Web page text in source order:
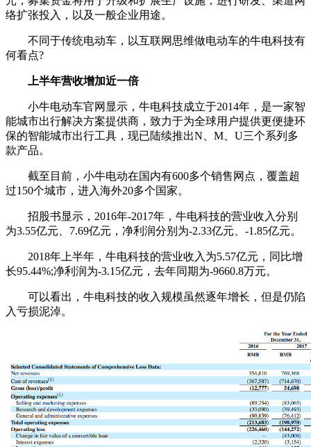
络扩张投入，以及一般企业用途。
不同于传统电动车，以互联网思维做电动车的牛电科技有
何看点?
上半年营收增加近一倍
小牛电动车官网显示，牛电科技成立于2014年，是一家智
能城市出行解决方案提供商，致力于为全球用户提供更便捷环
保的智能城市出行工具，现已陆续推出N、M、U三个系列多
款产品。
截至目前，小牛电动在国内有600多个销售网点，覆盖超
过150个城市，进入海外20多个国家。
招股书显示，2016年-2017年，牛电科技的营业收入分别
为3.55亿元、7.69亿元，净利润分别为-2.33亿元、-1.85亿元。
2018年上半年，牛电科技的营业收入为5.57亿元，同比增
长95.44%;净利润为-3.15亿元，去年同期为-9660.8万元。
可以看出，牛电科技的收入规模虽然逐年增长，但是仍陷
入亏损泥淖。